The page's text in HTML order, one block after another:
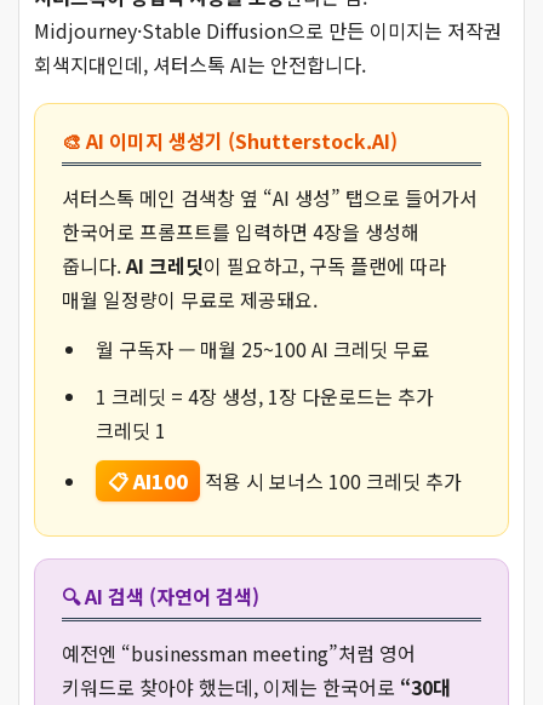
Midjourney·Stable Diffusion으로 만든 이미지는 저작권
회색지대인데, 셔터스톡 AI는 안전합니다.
🎨 AI 이미지 생성기 (Shutterstock.AI)
셔터스톡 메인 검색창 옆 “AI 생성” 탭으로 들어가서
한국어로 프롬프트를 입력하면 4장을 생성해
줍니다.AI 크레딧이 필요하고, 구독 플랜에 따라
매월 일정량이 무료로 제공돼요.
월 구독자 — 매월 25~100 AI 크레딧 무료
1 크레딧 = 4장 생성, 1장 다운로드는 추가
크레딧 1
📋 AI100
적용 시 보너스 100 크레딧 추가
🔍 AI 검색 (자연어 검색)
예전엔 “businessman meeting”처럼 영어
키워드로 찾아야 했는데, 이제는 한국어로 “30대